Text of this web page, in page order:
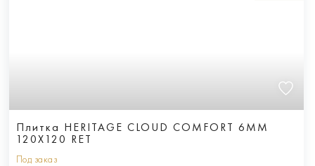
Плитка HERITAGE CLOUD COMFORT 6MM
120X120 RET
Под заказ